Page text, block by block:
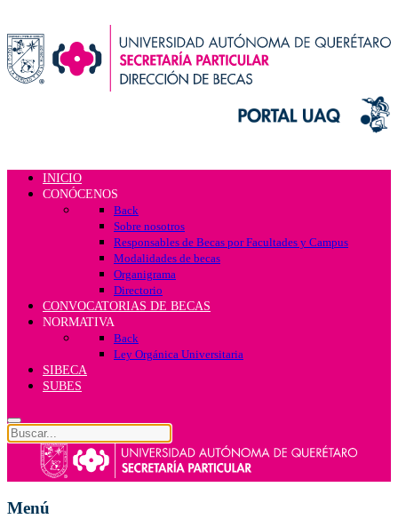
INICIO
CONÓCENOS
Back
Sobre nosotros
Responsables de Becas por Facultades y Campus
Modalidades de becas
Organigrama
Directorio
CONVOCATORIAS DE BECAS
NORMATIVA
Back
Ley Orgánica Universitaria
SIBECA
SUBES
Menú